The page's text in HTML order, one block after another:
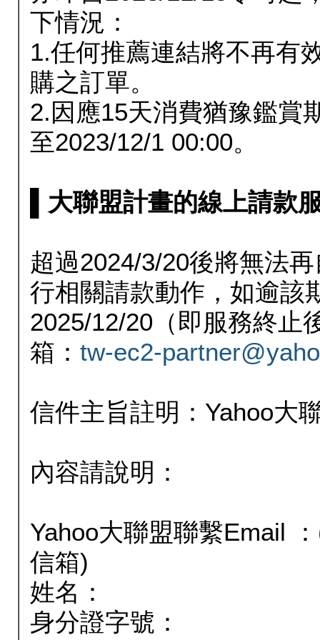
下情況：
1.任何推薦連結將不再有
購之訂單。
2.因應15天消費猶豫鑑賞
至2023/12/1 00:00。
▌大聯盟計畫的線上請款
超過2024/3/20後將無法
行相關請款動作，如逾該
2025/12/20（即服務終止
箱： tw-ec2-
信件主旨註明：Yahoo大
內容請說明：
Yahoo大聯盟聯繫Email
信箱)
姓名：
身分證字號：